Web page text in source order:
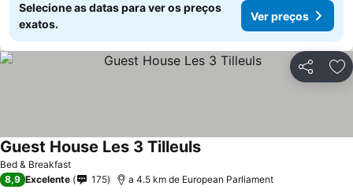
Selecione as datas para ver os preços
exatos.
Ver preços
Partilhar
Bed & Breakfast
Guest House Les 3 Tilleuls
8,9 Excelente 175 a 4.5 km de European Parliament